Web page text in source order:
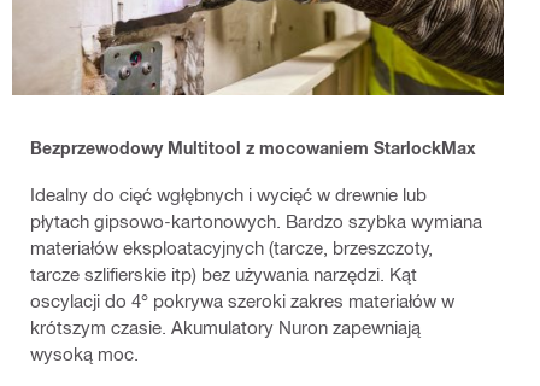
Bezprzewodowy Multitool z mocowaniem StarlockMax
Idealny do cięć wgłębnych i wycięć w drewnie lub
płytach gipsowo-kartonowych. Bardzo szybka wymiana
materiałów eksploatacyjnych (tarcze, brzeszczoty,
tarcze szlifierskie itp) bez używania narzędzi. Kąt
oscylacji do 4° pokrywa szeroki zakres materiałów w
krótszym czasie. Akumulatory Nuron zapewniają
wysoką moc.